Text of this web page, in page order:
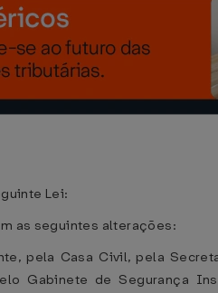
Lei:
as seguintes alterações:
pela Casa Civil, pela
Gabinete de Segurança